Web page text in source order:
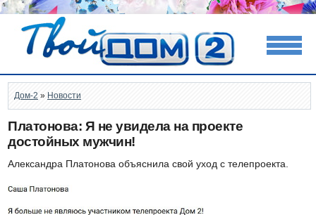
Дом-2 » Новости
Платонова: Я не увидела на проекте
достойных мужчин!
Александра Платонова объяснила свой уход с телепроекта.